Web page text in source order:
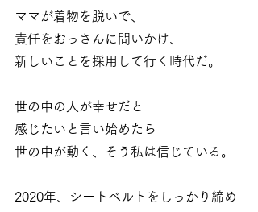
ママが着物を脱いで、
責任をおっさんに問いかけ、
新しいことを採用して行く時代だ。
世の中の人が幸せだと
感じたいと言い始めたら
世の中が動く、そう私は信じている。
2020年、シートベルトをしっかり締め